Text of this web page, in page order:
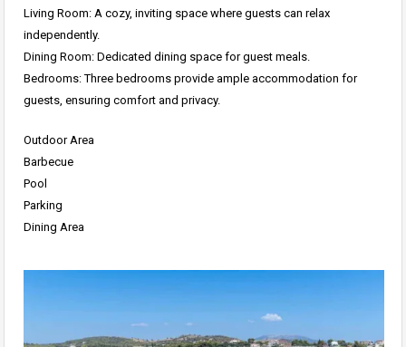
Living Room: A cozy, inviting space where guests can relax
independently.
Dining Room: Dedicated dining space for guest meals.
Bedrooms: Three bedrooms provide ample accommodation for
guests, ensuring comfort and privacy.
Outdoor Area
Barbecue
Pool
Parking
Dining Area